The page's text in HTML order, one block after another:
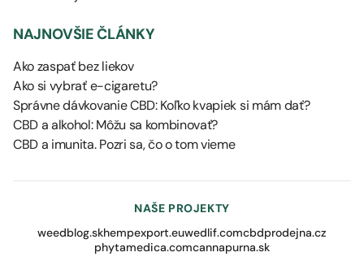
NAJNOVŠIE ČLÁNKY
Ako zaspať bez liekov
Ako si vybrať e-cigaretu?
Správne dávkovanie CBD: Koľko kvapiek si mám dať?
CBD a alkohol: Môžu sa kombinovať?
CBD a imunita. Pozri sa, čo o tom vieme
NAŠE PROJEKTY
weedblog.skhempexport.euwedlif.comcbdprodejna.cz
phytamedica.comcannapurna.sk